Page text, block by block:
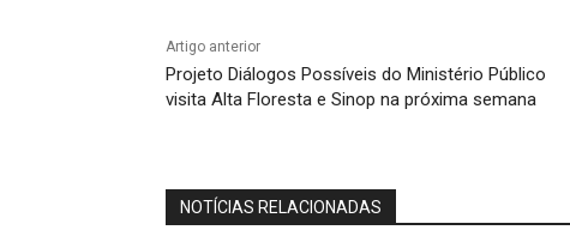
Artigo anterior
Projeto Diálogos Possíveis do Ministério Público
visita Alta Floresta e Sinop na próxima semana
NOTÍCIAS RELACIONADAS